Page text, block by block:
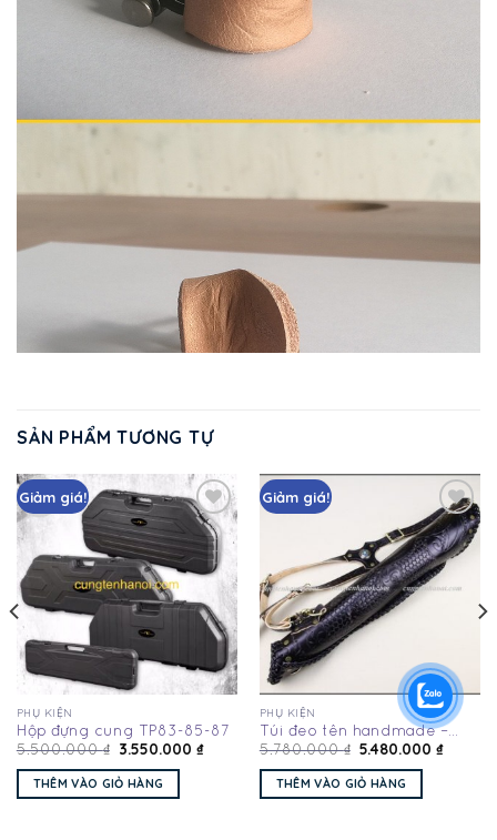
SẢN PHẨM TƯƠNG TỰ
Giảm giá!
Add
to
wishlist
PHỤ KIỆN
Hộp đựng cung TP83-85-87
5.500.000₫ 3.550.000 ₫
THÊM VÀO GIỎ HÀNG
Giảm giá!
Add
to
wishlist
PHỤ KIỆN
Túi đeo tên handmade –
HT18
5.780.000₫ 5.480.000 ₫
THÊM VÀO GIỎ HÀNG